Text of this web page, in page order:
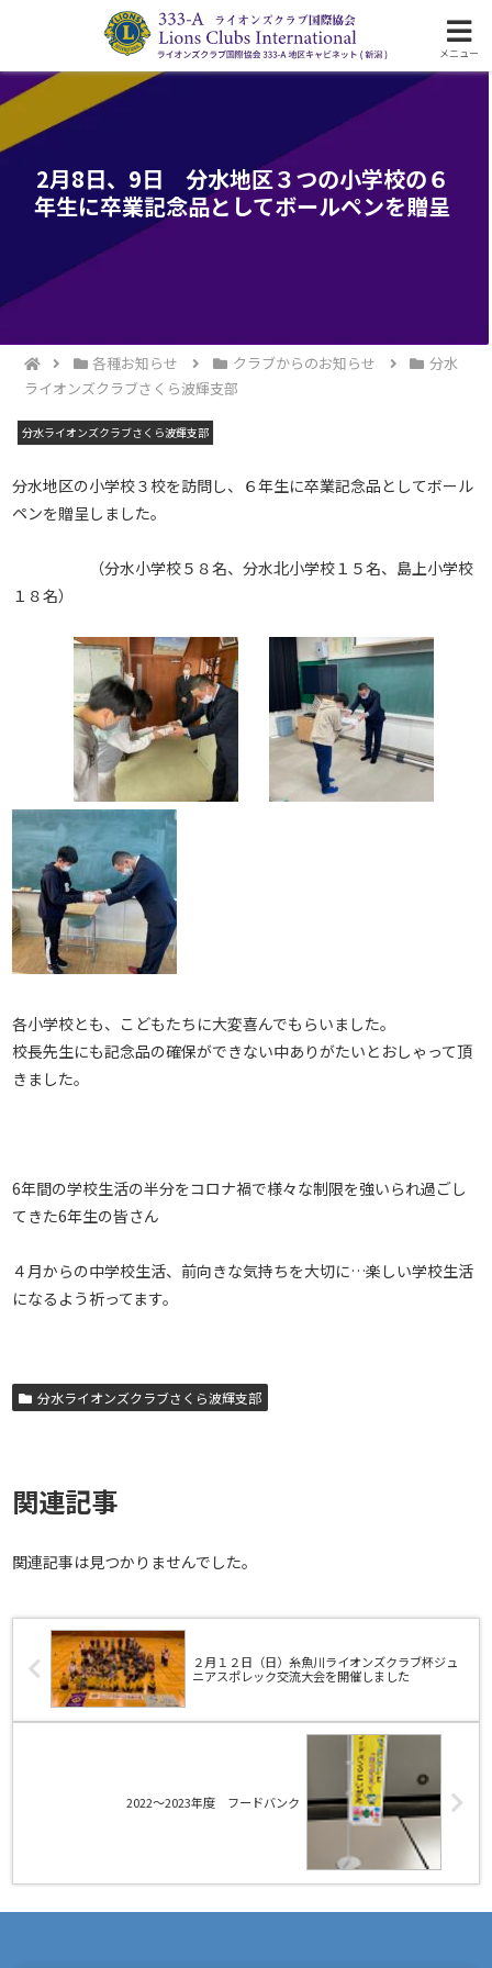
ライオンズクラブ国際協会333-A地区の活動
2月8日、9日 分水地区３つの小学校の６
年生に卒業記念品としてボールペンを贈呈
各種お知らせ クラブからのお知らせ
分水
ライオンズクラブさくら波輝支部
分水ライオンズクラブさくら波輝支部
分水地区の小学校３校を訪問し、６年生に卒業記念品としてボール
ペンを贈呈しました。
（分水小学校５８名、分水北小学校１５名、島上小学校
１８名）
各小学校とも、こどもたちに大変喜んでもらいました。
校長先生にも記念品の確保ができない中ありがたいとおしゃって頂
きました。
6年間の学校生活の半分をコロナ禍で様々な制限を強いられ過ごし
てきた6年生の皆さん
４月からの中学校生活、前向きな気持ちを大切に…楽しい学校生活
になるよう祈ってます。
分水ライオンズクラブさくら波輝支部
関連記事
関連記事は見つかりませんでした。
２月１２日（日）糸魚川ライオンズクラブ杯ジュ
ニアスポレック交流大会を開催しました
2022～2023年度 フードバンク
メニュー